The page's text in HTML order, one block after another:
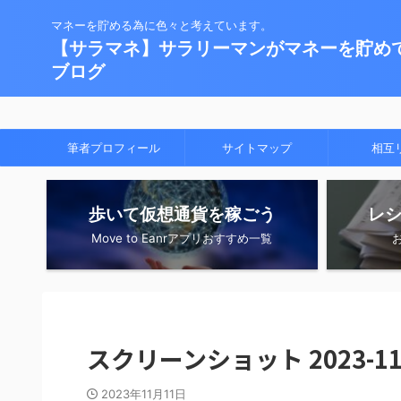
マネーを貯める為に色々と考えています。
【サラマネ】サラリーマンがマネーを貯め
ブログ
筆者プロフィール サイトマップ 相互
歩いて仮想通貨を稼ごう
Move to Eanrアプリおすすめ一覧
レ
スクリーンショット 2023-
2023年11月11日